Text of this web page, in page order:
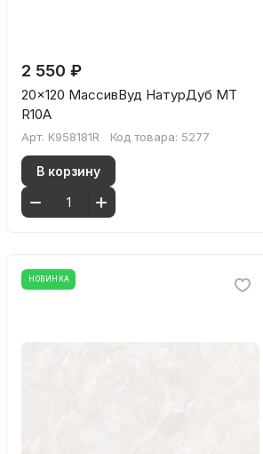
2 550 ₽
20x120 МассивВуд НатурДуб МТ
R10A
Арт. K958181R Код товара: 5277
В корзину
НОВИНКА